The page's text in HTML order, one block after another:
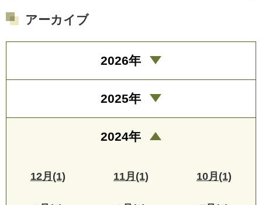
アーカイブ
2026年
2025年
2024年
12月(1) 11月(1) 10月(1)